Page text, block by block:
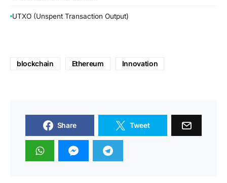
UTXO (Unspent Transaction Output)
blockchain Ethereum Innovation
Share Tweet